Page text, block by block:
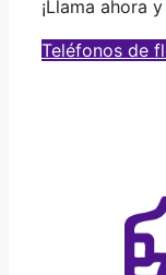
¡Llama ahora
Teléfonos de